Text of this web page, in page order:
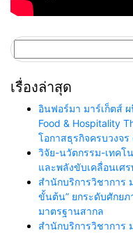
สำหรับ:
เรื่องล่าสุด
อินฟอร์มา มาร์เก็ตส์
Food & Hospitality
โอกาสธุรกิจครบวงจร
วิจัย-นวัตกรรม-เทคโ
และพลังขับเคลื่อนเศ
สำนักบริการวิชาการ
ขั้นต้น” ยกระดับศักย
มาตรฐานสากล
สำนักบริการวิชาการ